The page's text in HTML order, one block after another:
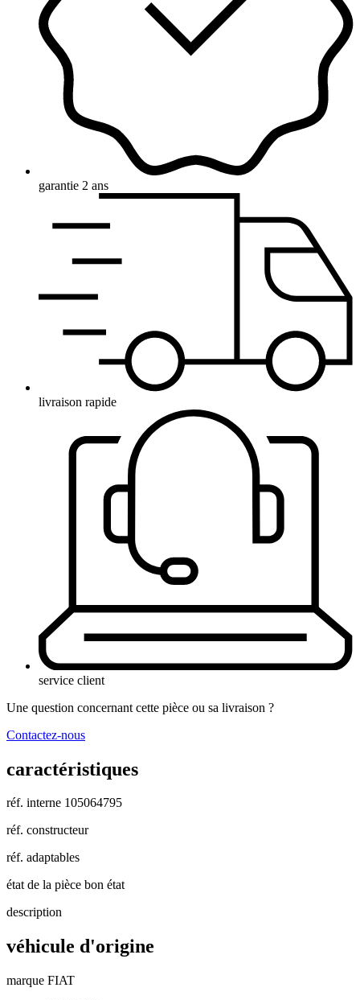
garantie 2 ans
livraison rapide
service client
Une question concernant cette pièce ou sa livraison ?
Contactez-nous
caractéristiques
réf. interne 105064795
réf. constructeur
réf. adaptables
état de la pièce bon état
description
véhicule d'origine
marque FIAT